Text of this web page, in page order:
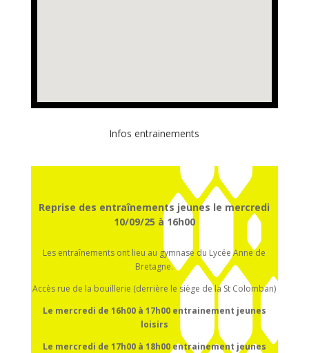
Infos entrainements
Reprise des entraînements jeunes le mercredi
10/09/25 à 16h00
Les entraînements ont lieu au gymnase du Lycée Anne de
Bretagne.
Accès rue de la bouillerie (derrière le siège de la St Colomban)
Le mercredi de 16h00 à 17h00 entrainement jeunes
loisirs
Le mercredi de 17h00 à 18h00entrainement jeunes